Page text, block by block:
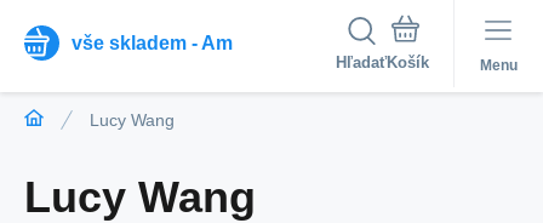
vše skladem - Am
Hľadať Menu
Lucy Wang
Lucy Wang